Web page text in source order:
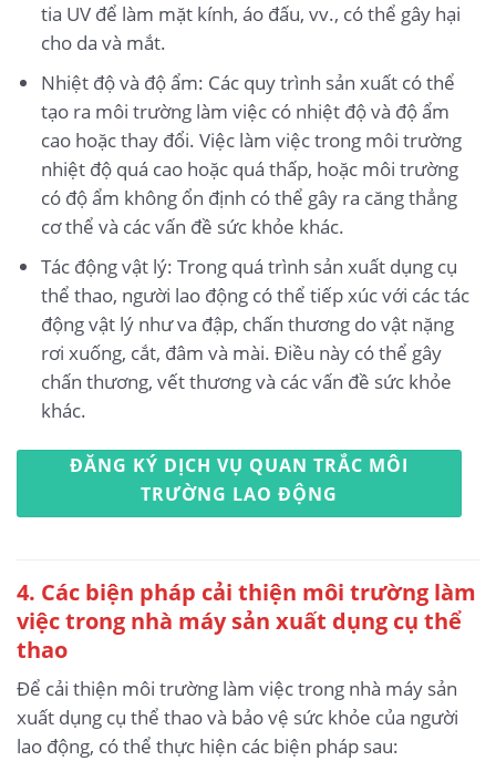
tia UV để làm mặt kính, áo đấu, vv., có thể gây hại
cho da và mắt.
Nhiệt độ và độ ẩm: Các quy trình sản xuất có thể
tạo ra môi trường làm việc có nhiệt độ và độ ẩm
cao hoặc thay đổi. Việc làm việc trong môi trường
nhiệt độ quá cao hoặc quá thấp, hoặc môi trường
có độ ẩm không ổn định có thể gây ra căng thẳng
cơ thể và các vấn đề sức khỏe khác.
Tác động vật lý: Trong quá trình sản xuất dụng cụ
thể thao, người lao động có thể tiếp xúc với các tác
động vật lý như va đập, chấn thương do vật nặng
rơi xuống, cắt, đâm và mài. Điều này có thể gây
chấn thương, vết thương và các vấn đề sức khỏe
khác.
ĐĂNG KÝ DỊCH VỤ QUAN TRẮC MÔI
TRƯỜNG LAO ĐỘNG
4. Các biện pháp cải thiện môi trường làm
việc trong nhà máy sản xuất dụng cụ thể
thao
Để cải thiện môi trường làm việc trong nhà máy sản
xuất dụng cụ thể thao và bảo vệ sức khỏe của người
lao động, có thể thực hiện các biện pháp sau: